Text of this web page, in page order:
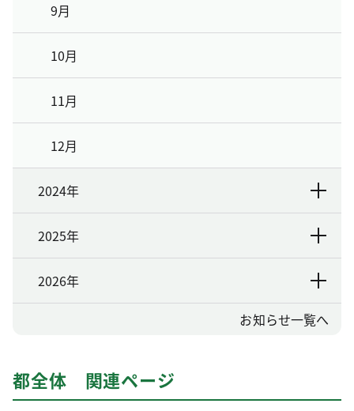
9月
10月
11月
12月
2024年
2025年
2026年
お知らせ一覧へ
都全体 関連ページ